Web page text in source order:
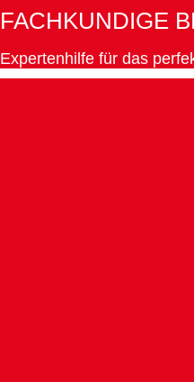
FACHKUNDIGE
Expertenhilfe für das